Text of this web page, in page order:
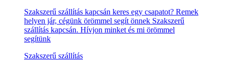
Szakszerű szállítás kapcsán keres egy csapatot? Remek
helyen jár, cégünk örömmel segít önnek Szakszerű
szállítás kapcsán. Hívjon minket és mi örömmel
segítünk
Szakszerű szállítás